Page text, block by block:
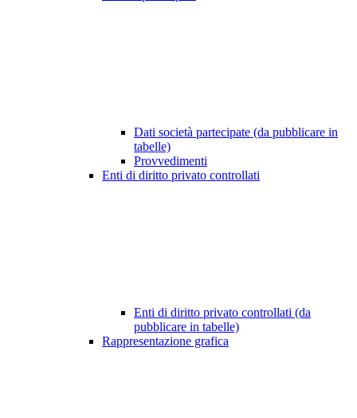
Dati società partecipate (da pubblicare in
tabelle)
Provvedimenti
Enti di diritto privato controllati
Enti di diritto privato controllati (da
pubblicare in tabelle)
Rappresentazione grafica